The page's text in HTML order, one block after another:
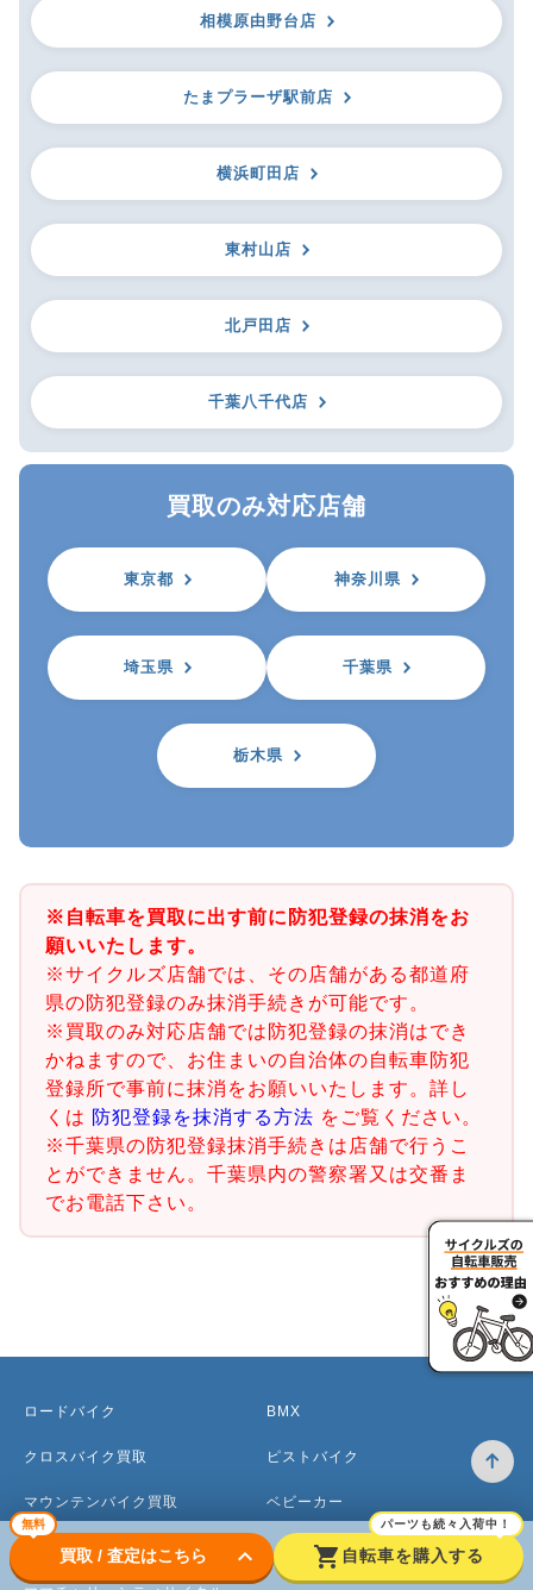
相模原由野台店
たまプラーザ駅前店
横浜町田店
東村山店
北戸田店
千葉八千代店
買取のみ対応店舗
東京都 神奈川県
埼玉県 千葉県
栃木県
※自転車を買取に出す前に防犯登録の抹消をお
願いいたします。
※サイクルズ店舗では、その店舗がある都道府
県の防犯登録のみ抹消手続きが可能です。
※買取のみ対応店舗では防犯登録の抹消はでき
かねますので、お住まいの自治体の自転車防犯
登録所で事前に抹消をお願いいたします。詳し
くは 防犯登録を抹消する方法 をご覧ください。
※千葉県の防犯登録抹消手続きは店舗で行うこ
とができません。千葉県内の警察署又は交番ま
でお電話下さい。
無料
買取 / 査定はこちら keyboard_arrow_down shopping_cart
パーツも続々入荷中！
自転車を購入する
ロードバイク
クロスバイク買取
マウンテンバイク買取
電動アシスト自転車
BMX
ピストバイク
ベビーカー